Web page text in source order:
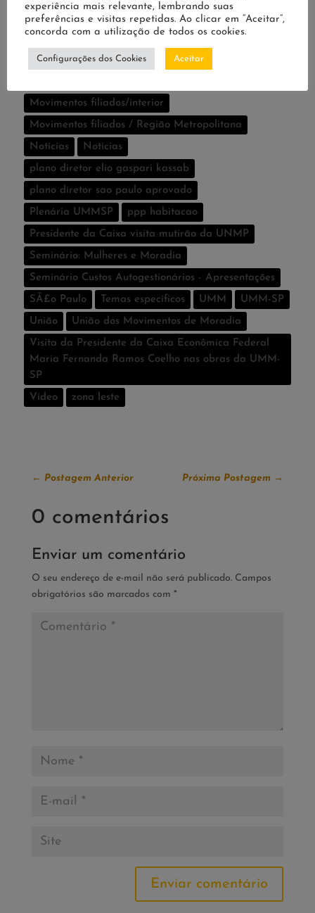
Escolher Secção Escolher Seção
Flash de Notí­cias Habitação Lei Estadual
Lei Federal MOHAS realiza Plenária da Moradia
Movimentos filiados/interior
Movimentos filiados / Região Metropolitana
Notícias Notí­cias
plano diretor elio gaspari kassab
plano diretor sao paulo aprovado
Plenária UMMSP ppp habitacao
Presidente da Caixa visita mutirão da UNMP
Seminário: Mulheres e Moradia
Seminário Custos Autogestionários - Apresentações
SÃ£o Paulo Temas especí­ficos UMM UMM-SP
União União dos Movimentos de Moradia
Visita da Presidente da Caixa Econômica Federal
Maria Fernanda Ramos Coelho nas obras da UMM-
SP
Vídeo zona leste
← Postagem Anterior Próxima Postagem →
0 comentários
Enviar um comentário
O seu endereço de e-mail não será publicado. Campos
obrigatórios são marcados com *
Enviar comentário
experiência mais relevante, lembrando suas
preferências e visitas repetidas. Ao clicar em “Aceitar”,
concorda com a utilização de todos os cookies.
Configurações dos Cookies Aceitar